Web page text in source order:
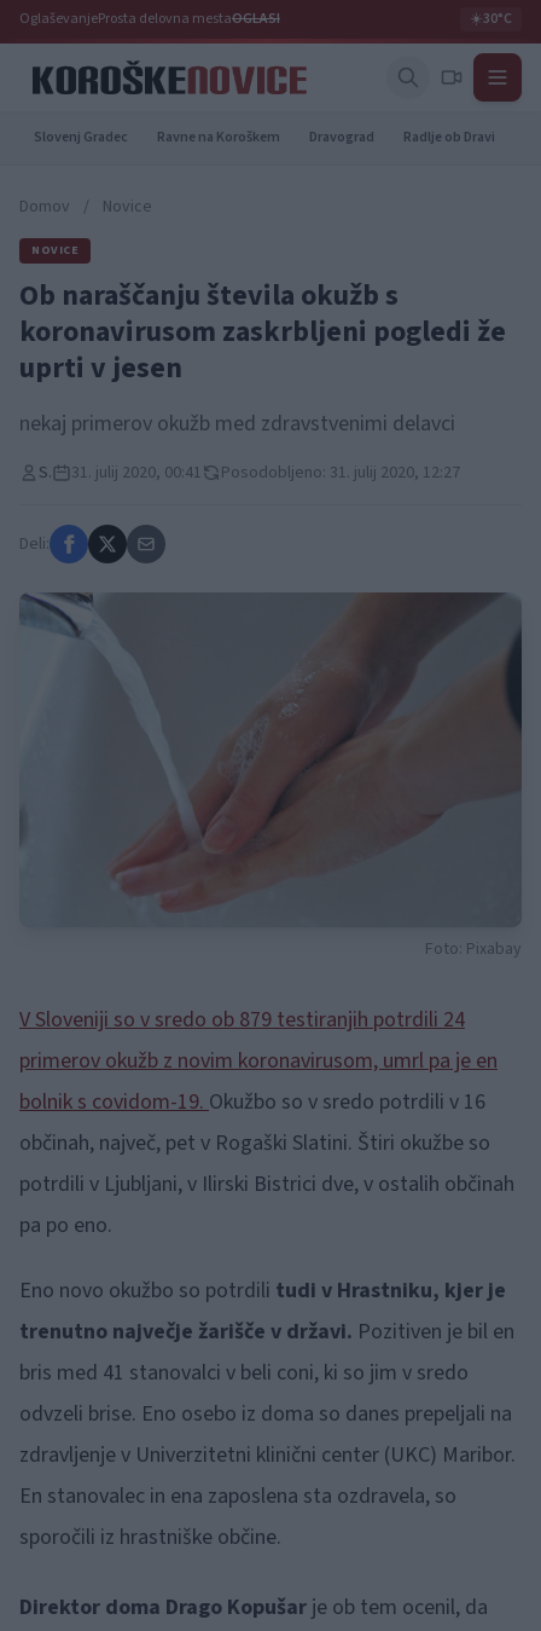
OglaševanjeProsta delovna mestaOGLASI ☀️30°C
Slovenj Gradec Ravne na Koroškem Dravograd Radlje ob Dravi
Domov / Novice
NOVICE
Ob naraščanju števila okužb s
koronavirusom zaskrbljeni pogledi že
uprti v jesen
nekaj primerov okužb med zdravstvenimi delavci
S. 31. julij 2020, 00:41 Posodobljeno: 31. julij 2020, 12:27
Deli:
Foto: Pixabay
V Sloveniji so v sredo ob 879 testiranjih potrdili 24
primerov okužb z novim koronavirusom, umrl pa je en
bolnik s covidom-19. Okužbo so v sredo potrdili v 16
občinah, največ, pet v Rogaški Slatini. Štiri okužbe so
potrdili v Ljubljani, v Ilirski Bistrici dve, v ostalih občinah
pa po eno.
Eno novo okužbo so potrdili tudi v Hrastniku, kjer je
trenutno največje žarišče v državi. Pozitiven je bil en
bris med 41 stanovalci v beli coni, ki so jim v sredo
odvzeli brise. Eno osebo iz doma so danes prepeljali na
zdravljenje v Univerzitetni klinični center (UKC) Maribor.
En stanovalec in ena zaposlena sta ozdravela, so
sporočili iz hrastniške občine.
Direktor doma Drago Kopušar je ob tem ocenil, da